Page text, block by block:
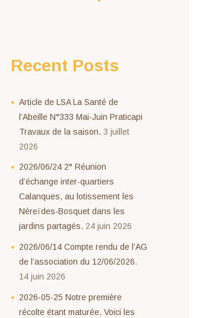
Recent Posts
Article de LSA La Santé de
l’Abeille N°333 Mai-Juin Praticapi
Travaux de la saison. 3 juillet
2026
2026/06/24 2° Réunion
d’échange inter-quartiers
Calanques, au lotissement les
Néreïdes-Bosquet dans les
jardins partagés. 24 juin 2026
2026/06/14 Compte rendu de l’AG
de l’association du 12/06/2026.
14 juin 2026
2026-05-25 Notre première
récolte étant maturée. Voici les